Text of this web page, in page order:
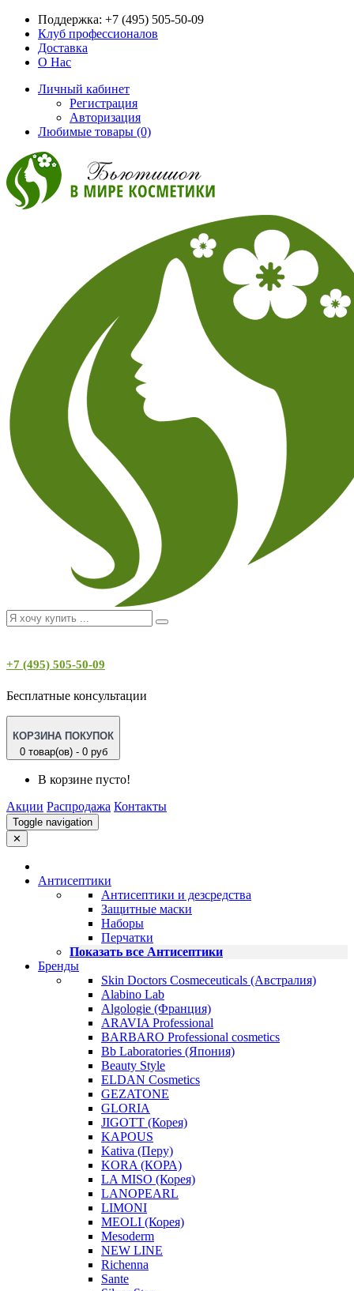
Поддержка: +7 (495) 505-50-09
Клуб профессионалов
Доставка
О Нас
Личный кабинет
Регистрация
Авторизация
Любимые товары (0)
+7 (495) 505-50-09
Бесплатные консультации
КОРЗИНА ПОКУПОК
0 товар(ов) - 0 руб
В корзине пусто!
Акции Распродажа Контакты
Toggle navigation
✕
Антисептики
Антисептики и дезсредства
Защитные маски
Наборы
Перчатки
Показать все Антисептики
Бренды
Skin Doctors Cosmeceuticals (Австралия)
Alabino Lab
Algologie (Франция)
ARAVIA Professional
BARBARO Professional cosmetics
Bb Laboratories (Япония)
Beauty Style
ELDAN Cosmetics
GEZATONE
GLORIA
JIGOTT (Корея)
KAPOUS
Kativa (Перу)
KORA (КОРА)
LA MISO (Корея)
LANOPEARL
LIMONI
MEOLI (Корея)
Mesoderm
NEW LINE
Richenna
Sante